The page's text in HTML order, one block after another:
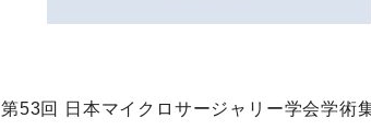
第53回 日本マイクロサージャリー学会学